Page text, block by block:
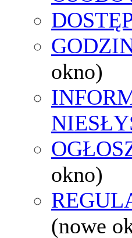
okno)
okno)
(nowe